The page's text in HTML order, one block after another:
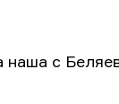
наша с